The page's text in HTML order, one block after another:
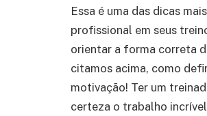
Essa é uma das dicas
profissional em seus
orientar a forma correta
citamos acima, como
motivação! Ter um
certeza o trabalho